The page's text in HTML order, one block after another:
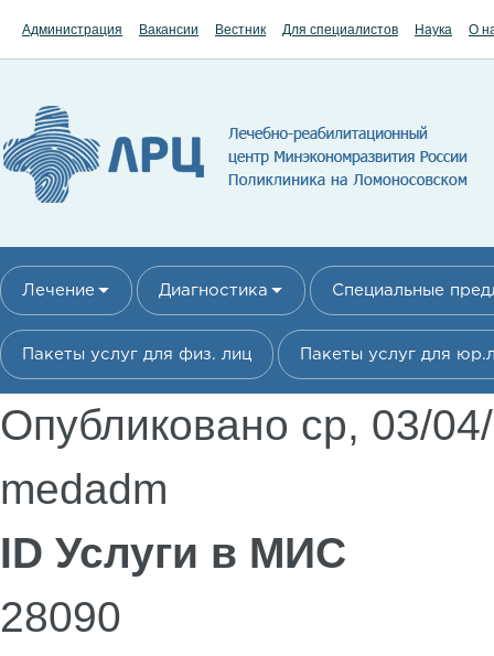
Администрация Вакансии Вестник Для специалистов Наука О
Лечение Диагностика Специальные
Пакеты услуг для физ. лиц Пакеты услуг для
Опубликовано ср, 03/
medadm
ID Услуги в МИС
28090